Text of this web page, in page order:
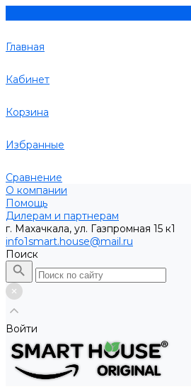
Главная
Кабинет
Корзина
Избранные
Сравнение
О компании
Помощь
Дилерам и партнерам
г. Махачкала, ул. Газпромная 15 к1
info1smart.house@mail.ru
Поиск
Войти